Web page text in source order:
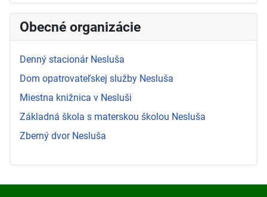
Obecné organizácie
Denný stacionár Nesluša
Dom opatrovateľskej služby Nesluša
Miestna knižnica v Nesluši
Základná škola s materskou školou Nesluša
Zberný dvor Nesluša